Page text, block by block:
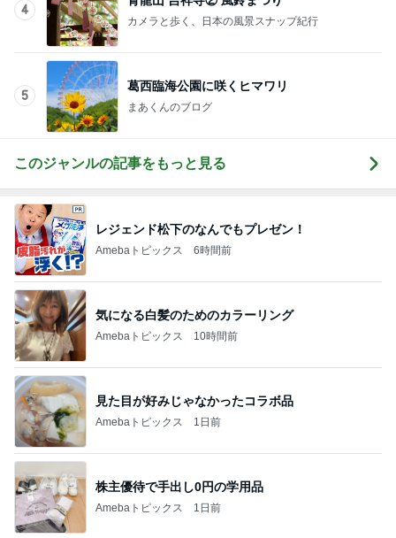
4
カメラと歩く、日本の風景スナップ紀行
5
葛西臨海公園に咲くヒマワリ
まあくんのブログ
このジャンルの記事をもっと見る
レジェンド松下のなんでもプレゼン！
Amebaトピックス 6時間前
気になる白髪のためのカラーリング
Amebaトピックス 10時間前
見た目が好みじゃなかったコラボ品
Amebaトピックス 1日前
株主優待で手出し0円の学用品
Amebaトピックス 1日前